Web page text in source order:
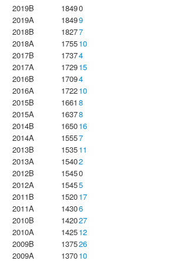
2019B
18490
2019A
18499
2018B
18277
2018A
175510
2017B
17374
2017A
172915
2016B
17094
2016A
172210
2015B
1661 8
2015A
16378
2014B
165016
2014A
15557
2013B
153511
2013A
15402
2012B
15450
2012A
15455
2011B
152017
2011A
14306
2010B
142027
2010A
142512
2009B
137526
2009A
137010